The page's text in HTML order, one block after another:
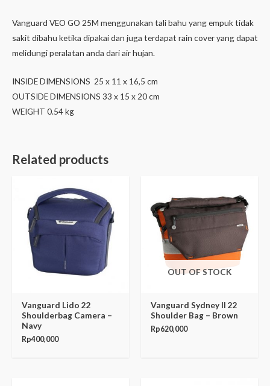
Vanguard VEO GO 25M menggunakan tali bahu yang empuk tidak
sakit dibahu ketika dipakai dan juga terdapat rain cover yang dapat
melidungi peralatan anda dari air hujan.
INSIDE DIMENSIONS 25 x 11 x 16,5 cm
OUTSIDE DIMENSIONS 33 x 15 x 20 cm
WEIGHT 0.54 kg
Related products
Vanguard Lido 22
Shoulderbag Camera –
Navy
Rp400,000
OUT OF STOCK
Vanguard Sydney II 22
Shoulder Bag – Brown
Rp620,000